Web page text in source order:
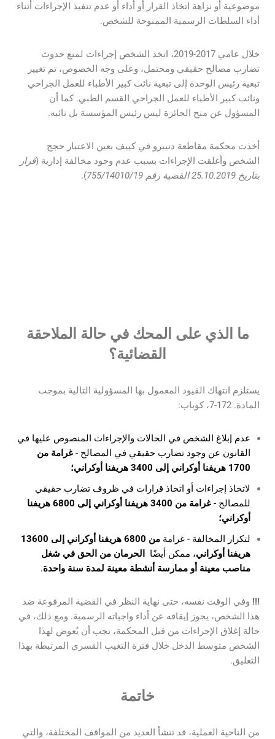
موضوعية أو نزاهة اتخاذ القرار أو أداء أو عدم تنفيذ الإجراءات أثناء
أداء السلطات الرسمية الممنوحة للشخص.
خلال عامي 2017-2019، اتخذ الشخص إجراءات لمنع حدوث
تضارب مصالح حقيقي ومحتمل، وعلى وجه الخصوص، تم تغيير
تبعية رئيس الوحدة إلى تبعية نائب كبير الأطباء للعمل الجراحي
ونائب كبير الأطباء للعمل الجراحي القسم الطبي. كما أن
المسؤول عن منح الجائزة ليس رئيس المؤسسة بل نائبه.
أخذت محكمة مقاطعة دنيبرو في كييف بعين الاعتبار حجج
الشخص وأغلقت الإجراءات بسبب عدم وجود مخالفة إدارية (قرار
بتاريخ 25.10.2019 القضية رقم 755/14010/19
).
ما الذي على المحك في حالة الملاحقة
القضائية؟
يستلزم انتهاك القيود المعمول بها المسؤولية التالية بموجب
المادة. 172-7، كوباب:
عدم إبلاغ الشخص في الحالات والإجراءات المنصوص عليها في
القانون عن وجود تضارب حقيقي في المصالح - غرامة من
1700 هريفنا أوكراني إلى 3400 هريفنا أوكراني؛
لاتخاذ إجراءات أو اتخاذ قرارات في ظروف تضارب حقيقي
للمصالح -
غرامة من 3400 هريفنا أوكراني إلى 6800 هريفنا
أوكراني؛
لتكرار المخالفة - غرامة
من 6800 هريفنا أوكراني إلى 13600
هريفنا أوكراني، ممكن أيضًا
الحرمان من الحق في شغل
مناصب معينة أو ممارسة أنشطة معينة لمدة سنة واحدة.
!!! وفي الوقت نفسه، حتى نهاية النظر في القضية المرفوعة ضد
هذا الشخص، يجوز إيقافه عن أداء واجباته الرسمية. ومع ذلك، في
حالة إغلاق الإجراءات من قبل المحكمة، يجب أن يُعوض لهذا
الشخص متوسط الدخل خلال فترة التغيب القسري المرتبطة بهذا
التعليق.
خاتمة
من الناحية العملية، قد تنشأ العديد من المواقف المختلفة، والتي